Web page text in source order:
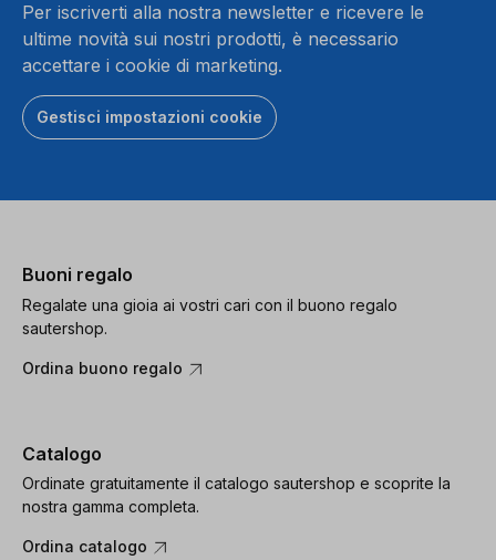
Per iscriverti alla nostra newsletter e ricevere le
ultime novità sui nostri prodotti, è necessario
accettare i cookie di marketing.
Gestisci impostazioni cookie
Buoni regalo
Regalate una gioia ai vostri cari con il buono regalo
sautershop.
Ordina buono regalo
Catalogo
Ordinate gratuitamente il catalogo sautershop e scoprite la
nostra gamma completa.
Ordina catalogo